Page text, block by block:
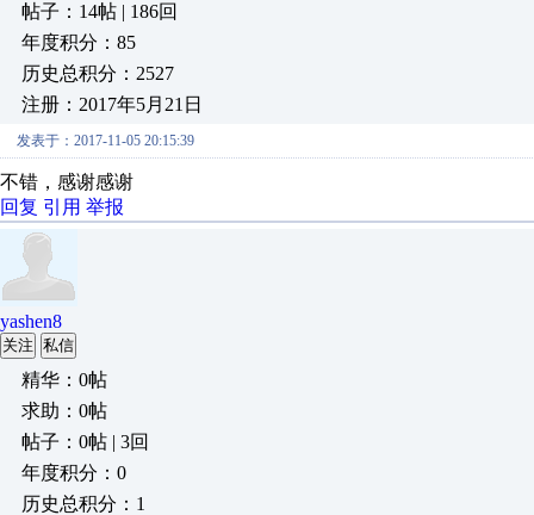
帖子：14帖 | 186回
年度积分：85
历史总积分：2527
注册：2017年5月21日
发表于：2017-11-05 20:15:39
不错，感谢感谢
回复 引用 举报
yashen8
关注 私信
精华：0帖
求助：0帖
帖子：0帖 | 3回
年度积分：0
历史总积分：1